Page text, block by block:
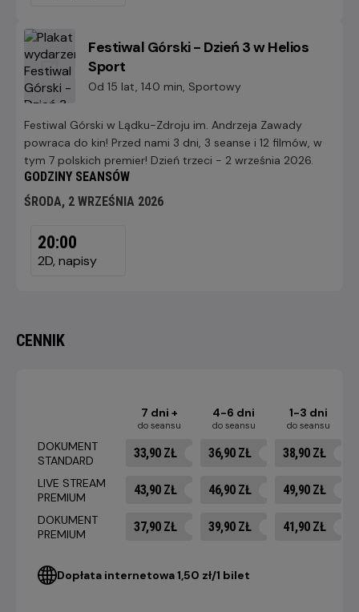
Festiwal Górski - Dzień 3 w Helios
Sport
Od 15 lat, 140 min, Sportowy
Festiwal Górski w Lądku-Zdroju im. Andrzeja Zawady
powraca do kin! Przed nami 3 dni, 3 seanse i 12 filmów, w
tym 7 polskich premier! Dzień trzeci - 2 września 2026.
GODZINY SEANSÓW
ŚRODA, 2 WRZEŚNIA 2026
WRZEŚNIA
20:00
2D, napisy
CENNIK
7 dni +
do seansu
4-6 dni
do seansu
1-3 dni
do seansu
DOKUMENT
STANDARD
LIVE STREAM
PREMIUM
DOKUMENT
PREMIUM
33,90 ZŁ 36,90 ZŁ 38,90 ZŁ
43,90 ZŁ 46,90 ZŁ 49,90 ZŁ
37,90 ZŁ 39,90 ZŁ 41,90 ZŁ
Dopłata internetowa 1,50 zł/1 bilet